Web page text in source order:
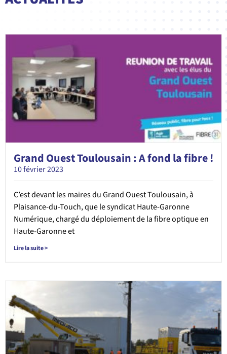
Grand Ouest Toulousain : A fond la fibre !
10 février 2023
C’est devant les maires du Grand Ouest Toulousain, à
Plaisance-du-Touch, que le syndicat Haute-Garonne
Numérique, chargé du déploiement de la fibre optique en
Haute-Garonne et
Lire la suite >